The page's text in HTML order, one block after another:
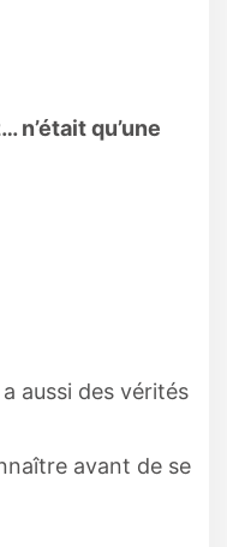
n’était qu’une
aussi des vérités
avant de se